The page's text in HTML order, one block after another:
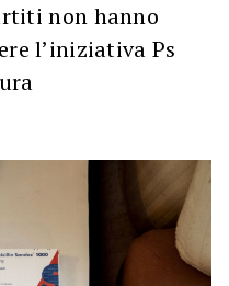
non hanno
l’iniziativa Ps